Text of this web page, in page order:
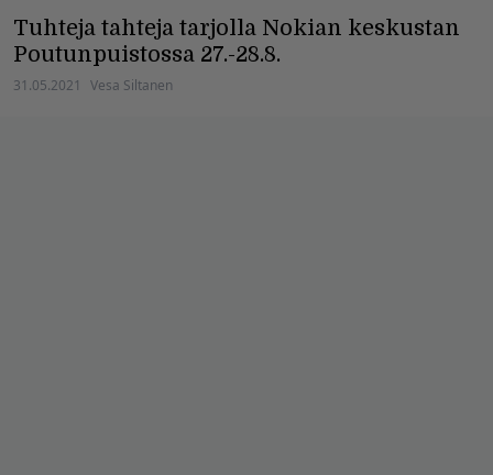
Tuhteja tahteja tarjolla Nokian keskustan
Poutunpuistossa 27.-28.8.
31.05.2021 Vesa Siltanen